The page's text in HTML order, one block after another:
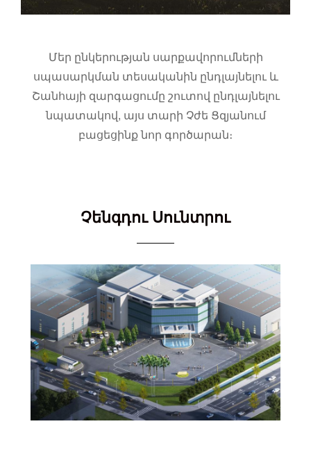
Մեր ընկերության սարքավորումների
սպասարկման տեսականին ընդլայնելու և
Շանհայի զարգացումը շուտով ընդլայնելու
նպատակով, այս տարի Չժե Ցզյանում
բացեցինք նոր գործարան։
Չենգդու Սունտրու